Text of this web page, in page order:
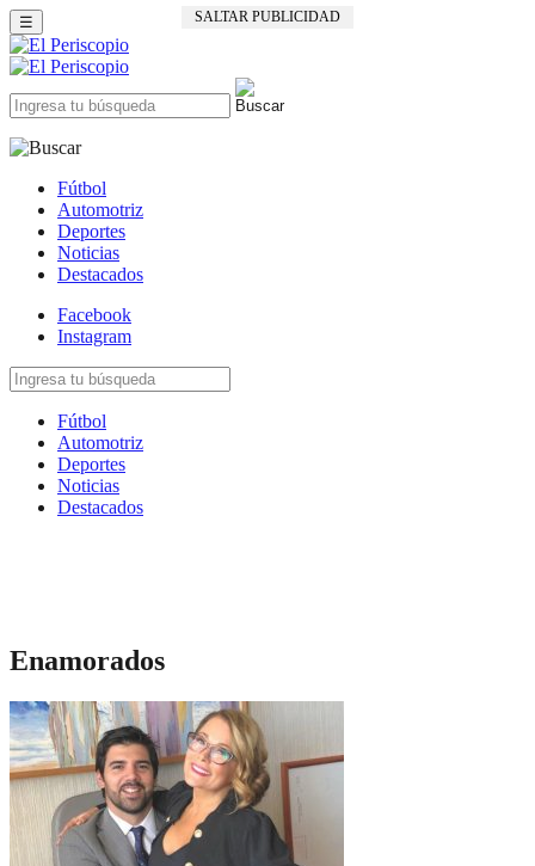
SALTAR PUBLICIDAD
☰
Fútbol
Automotriz
Deportes
Noticias
Destacados
Facebook
Instagram
Fútbol
Automotriz
Deportes
Noticias
Destacados
Enamorados